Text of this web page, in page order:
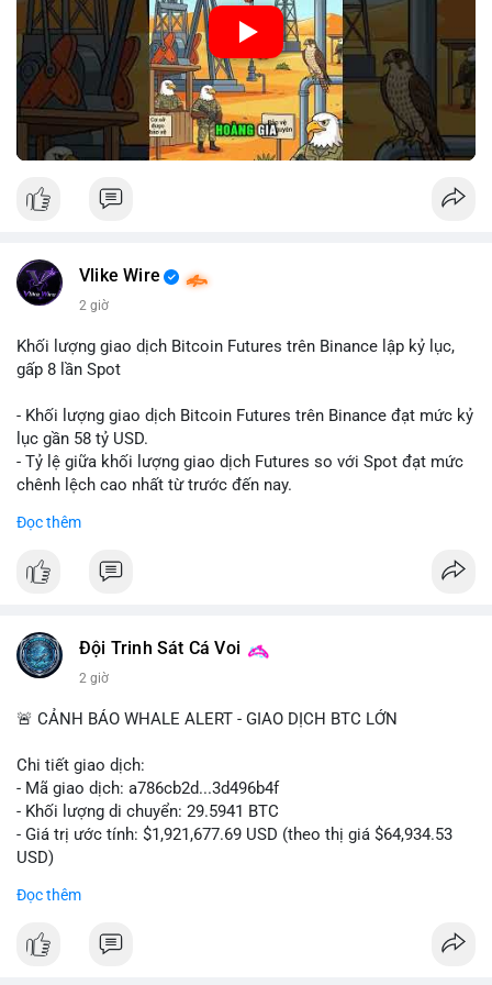
🎥 Xem video trực tiếp tại:
Nguồn: Cú Thông Thái
Vlike Wire
2 giờ
Khối lượng giao dịch Bitcoin Futures trên Binance lập kỷ lục,
gấp 8 lần Spot
- Khối lượng giao dịch Bitcoin Futures trên Binance đạt mức kỷ
lục gần 58 tỷ USD.
- Tỷ lệ giữa khối lượng giao dịch Futures so với Spot đạt mức
chênh lệch cao nhất từ trước đến nay.
dịch Spot.
#binance #btc
#vlikevn #titanbot
📰 Nguồn: Cointelegraph
Đọc thêm
Đội Trinh Sát Cá Voi
2 giờ
🚨 CẢNH BÁO WHALE ALERT - GIAO DỊCH BTC LỚN
Chi tiết giao dịch:
- Mã giao dịch: a786cb2d...3d496b4f
- Khối lượng di chuyển: 29.5941 BTC
- Giá trị ước tính: $1,921,677.69 USD (theo thị giá $64,934.53
USD)
USD được thực hiện trong một khối chưa xác nhận cho thấy
Đọc thêm